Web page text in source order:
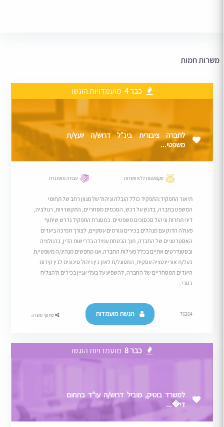
משרות חמות
כבר 4 מועמדויות הוגשו
לחברה ציבורית בינ"ל דרוש/ה יועץ/ת
משפטי...
מקצוענות ללא פשרות עבודה מאתגרת
תיאור התפקיד:התפקיד כולל הובלה וניהול של מגוון רחב של תחומי
המשפט בחברה, בדגש על רכש, הסכמים מסחריים, התקשרויות, רגולציה,
דיני תחרות וניהול סכסוכים משפטיים. במסגרת התפקיד נדרש שיתוף
פעולה הדוק עם מנהלים בכירים וגורמים עסקיים, לצורך תמיכה ביעדים
האסטרטגיים של החברה, תוך הבטחת עמידה בדרישות הדין, ברגולציה
ובסטנדרטים אתיים בכלל פעילות החברה.אנו מחפשים מנהיג/ה משפטי/ת
בעל/ת אוריינטציה עסקית, המסוגל/ת לאזן בין ניהול סיכונים לבין קידום
היעדים המסחריים של החברה, להשפיע על בעלי עניין בכירים ולהצליח
בסבי...
76264 הגשת מועמדות שיתוף משרה
כבר 8 מועמדויות הוגשו
למשרד בוטיק, מוביל דרוש/ה עו"ד בתחום
די�...